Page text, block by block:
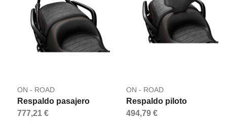
ON - ROAD
Respaldo pasajero
777,21 €
ON - ROAD
Respaldo piloto
494,79 €